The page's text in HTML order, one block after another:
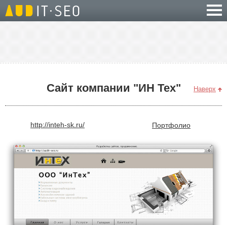
Сайт компании "ИН Тех" Наверх
http://inteh-sk.ru/ Портфолио